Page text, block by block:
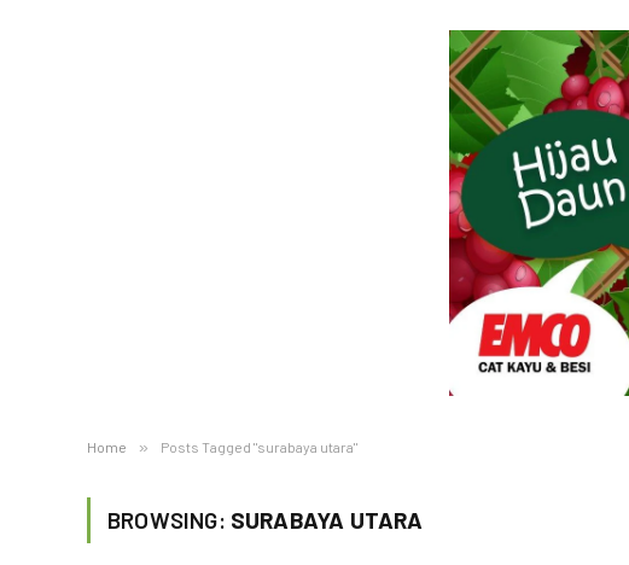
Home » Posts Tagged "surabaya utara"
BROWSING: SURABAYA UTARA